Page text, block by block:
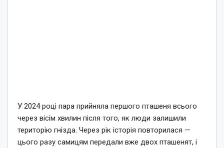
У 2024 році пара прийняла першого пташеня всього
через вісім хвилин після того, як люди залишили
територію гнізда. Через рік історія повторилася —
цього разу самицям передали вже двох пташенят, і